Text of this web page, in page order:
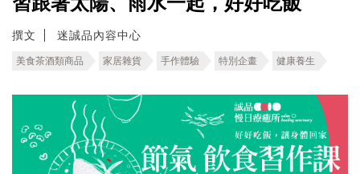
撰文 迷誠品內容中心
美食茶酒類商品 家居雜貨 手作體驗 特別企畫 健康養生